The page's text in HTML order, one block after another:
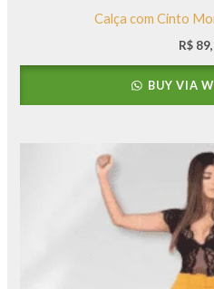
Calça com Cinto
R$
BUY VIA